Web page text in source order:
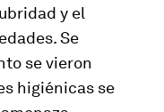
y el
Se
se vieron
higiénicas se